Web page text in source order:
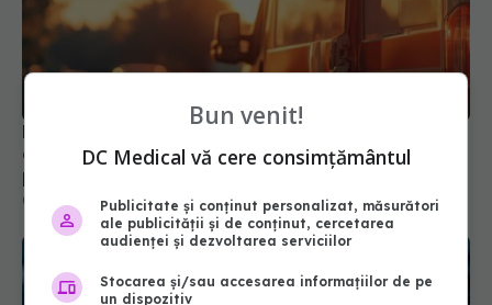
Ministerul Sănătății activează planul pentru
caniculă. Măsuri speciale în spitale și recomandări
pentru populație
03 aug 2026, 10:30
Bun venit!
DC Medical vă cere consimțământul
Publicitate și conținut personalizat, măsurători
ale publicității și de conținut, cercetarea
audienței și dezvoltarea serviciilor
Stocarea și/sau accesarea informațiilor de pe
un dispozitiv